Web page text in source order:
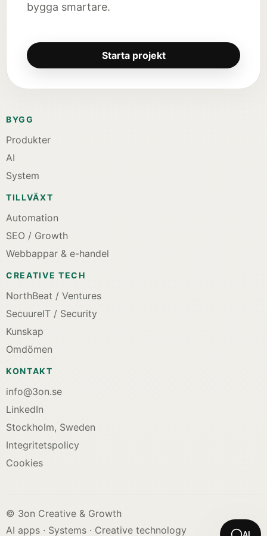
bygga smartare.
Starta projekt
BYGG
Produkter
AI
System
TILLVÄXT
Automation
SEO / Growth
Webbappar & e-handel
CREATIVE TECH
NorthBeat / Ventures
SecuureIT / Security
Kunskap
Omdömen
KONTAKT
info@3on.se
LinkedIn
Stockholm, Sweden
Integritetspolicy
Cookies
© 3on Creative & Growth
AI apps · Systems · Creative technology
AI